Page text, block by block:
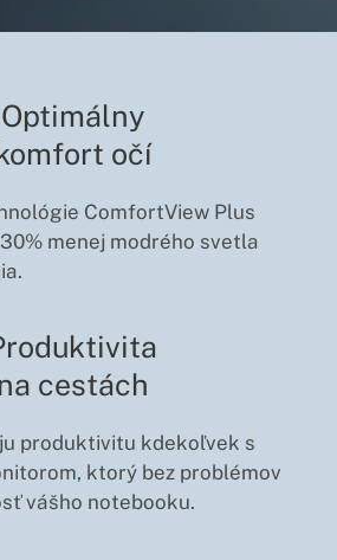
Optimálny
očí
ComfortView Plus
menej modrého svetla
na cestách
produktivitu kdekoľvek s
ktorý bez problémov
vášho notebooku.